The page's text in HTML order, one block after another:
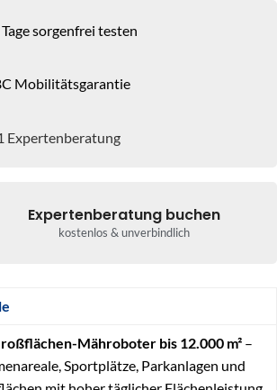
sorgenfrei testen
Mobilitätsgarantie
Expertenberatung
Expertenberatung buchen
kostenlos & unverbindlich
Mähroboter bis 12.000 m² –
Sportplätze, Parkanlagen und